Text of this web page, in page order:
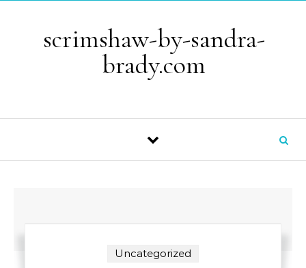
scrimshaw-by-sandra-
brady.com
Uncategorized